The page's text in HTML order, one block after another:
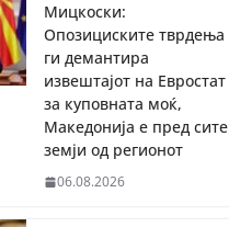
Мицкоски:
Опозициските тврдења
ги демантира
извештајот на Евростат
за куповната моќ,
Македонија е пред сите
земји од регионот
06.08.2026